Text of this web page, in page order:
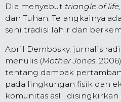
Dia menyebut triangle of life
dan Tuhan. Telangkainya
seni tradisi lahir dan
April Dembosky, jurnalis
menulis (Mother Jones,
tentang dampak
pada lingkungan fisik dan
komunitas asli, disingkirkan